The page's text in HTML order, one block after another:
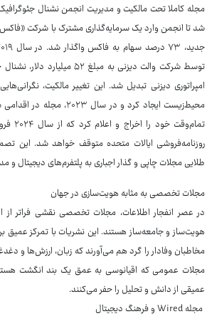
مجله کاملا تحت مالکیت و مدیریت انجمن نشنال
توسط شرکت والت دیزنی به مبلغ
امپراتوری دیزنی تبدیل شد. این تغییر مالکیت،
محیط‌زیست ایجاد کرد و در سال
روزنامه‌فروشی ایالات متحده متوقف خواهد شد. این
طلایی مجلات چاپی و گذار اجباری به پلتفرم‌های دیجیتال و
مجلات تخصصی به مثابه هویت‌سازی در جهان
در عصر انفجار اطلاعات، مجلات تخصصی نقشی فراتر از
هویت‌ساز و جامعه‌ساز هستند. این نشریات با تمرکز
مخاطبان وفادار را گرد هم می‌آورند که زبان، ارزش‌ها و
مجلات عمومی که اقیانوسی به عمق یک بند انگشت
عمیقی از دانش و تحلیل را حفر می‌کنند.
مجله Wired و فرهنگ دیجیتال